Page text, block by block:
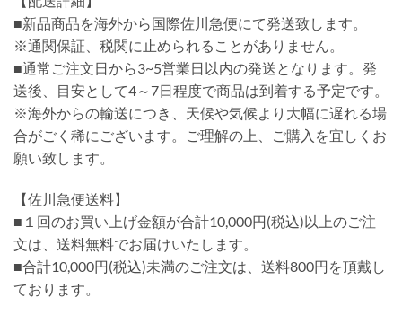
■新品商品を海外から国際佐川急便にて発送致します。
※通関保証、税関に止められることがありません。
■通常ご注文日から3~5営業日以内の発送となります。発
送後、目安として4～7日程度で商品は到着する予定です。
※海外からの輸送につき、天候や気候より大幅に遅れる場
合がごく稀にございます。ご理解の上、ご購入を宜しくお
願い致します。
【佐川急便送料】
■１回のお買い上げ金額が合計10,000円(税込)以上のご注
文は、送料無料でお届けいたします。
■合計10,000円(税込)未満のご注文は、送料800円を頂戴し
ております。